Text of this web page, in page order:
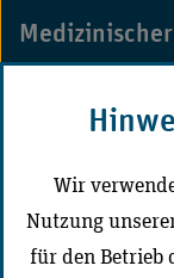
Der
Wir
Nutzung
für den Betrieb